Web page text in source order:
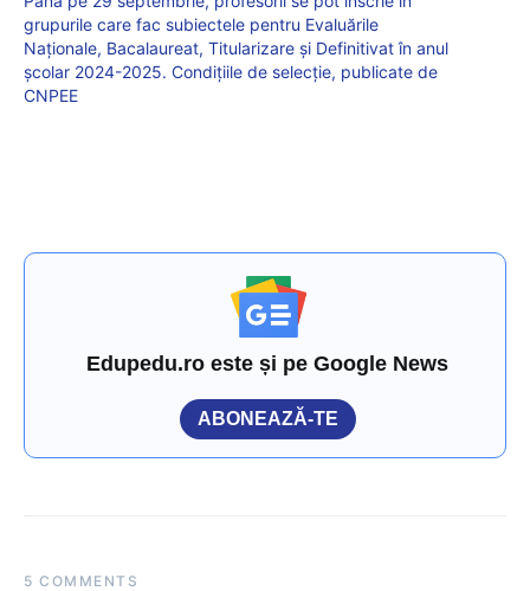
grupurile care fac subiectele pentru Evaluările
Naționale, Bacalaureat, Titularizare și Definitivat în anul
școlar 2024-2025. Condițiile de selecție, publicate de
CNPEE
Edupedu.ro este și pe Google News
ABONEAZĂ-TE
5 COMMENTS